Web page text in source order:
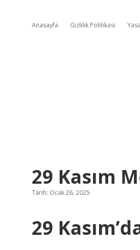
Anasayfa Gizlilik Politikası
29 Kasım
Tarih: Ocak 26, 2025
29